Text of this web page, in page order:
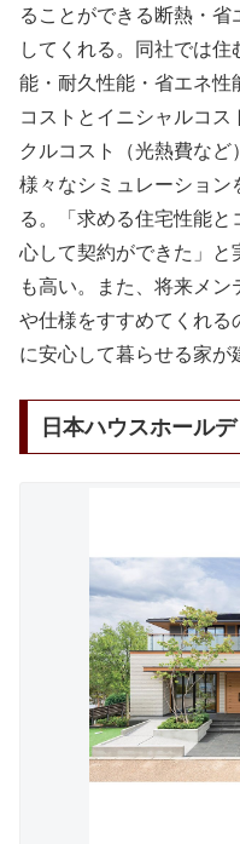
ることができる断熱・
してくれる。同社では
能・耐久性能・省エネ性
コストとイニシャルコス
クルコスト（光熱費など
様々なシミュレーション
る。「求める住宅性能
心して契約ができた」と
も高い。また、将来メ
や仕様をすすめてくれる
に安心して暮らせる家が
日本ハウスホール